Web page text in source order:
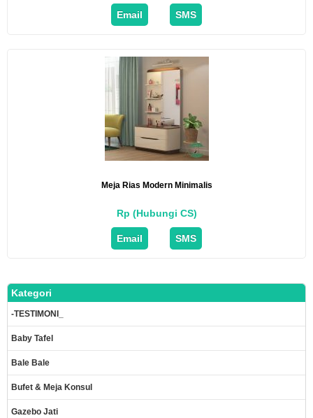
Email SMS
Meja Rias Modern Minimalis
Rp (Hubungi CS)
Email SMS
Kategori
-TESTIMONI_
Baby Tafel
Bale Bale
Bufet & Meja Konsul
Gazebo Jati